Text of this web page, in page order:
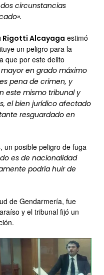
circunstancias
Rigotti Alcayaga estimó
un peligro para la
que por este delito
en grado máximo
pena de crimen, y
este mismo tribunal y
el bien jurídico afectado
resguardado en
un posible peligro de fuga
es de nacionalidad
podría huir de
de Gendarmería, fue
y el tribunal fijó un